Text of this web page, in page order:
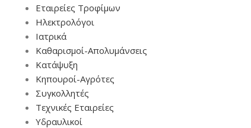
Εταιρείες Τροφίμων
Ηλεκτρολόγοι
Ιατρικά
Καθαρισμοί-Απολυμάνσεις
Κατάψυξη
Κηπουροί-Αγρότες
Συγκολλητές
Τεχνικές Εταιρείες
Υδραυλικοί